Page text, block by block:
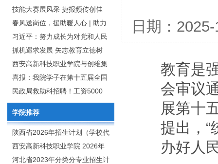
为全院师生党员上党课
技能大赛展风采 捷报频传创佳
绩：西安高新科技职业学院师生
在2023年陕西省职业技能大赛中
取佳绩
春风送岗位，援助暖人心 | 助力
毕业生求职就业
习近平：努力成长为对党和人民
忠诚可靠、堪当时代重任的栋梁
之才
抓机遇求发展 矢志教育立德树
人：西安高新科技职业学院召开
2020年年终总结暨表彰网络视频
会
西安高新科技职业学院与创维集
团举行校企合作签约仪式
喜报：我院学子在第十五届全国
大学生广告艺术大赛（大广
赛）、第十一届未来设计师.高校
数字艺术设计大赛（NCDA）国
赛中喜获佳绩
民政局救助科招聘！工资5000
元/月
学院推荐
陕西省2026年招生计划（学校代
码：8103）
西安高新科技职业学院 2026年
招生章程
河北省2023年分类分专业招生计
日期：
教育是
会审议
展第十
提出，“
办好人